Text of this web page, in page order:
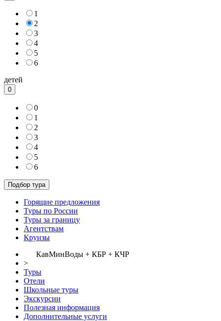
1
2
3
4
5
6
детей
0
0
1
2
3
4
5
6
Горящие предложения
Туры по России
Туры за границу
Агентствам
Круизы
КавМинВоды + КБР + КЧР
>
Туры
Отели
Школьные туры
Экскурсии
Полезная информация
Дополнительные услуги